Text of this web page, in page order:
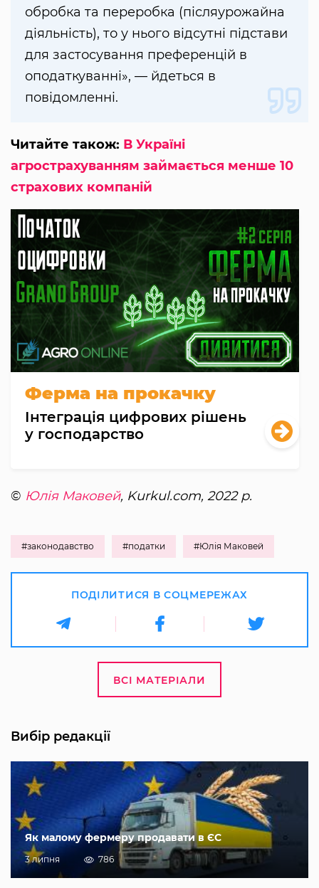
обробка та переробка (післяурожайна
діяльність), то у нього відсутні підстави
для застосування преференцій в
оподаткуванні», — йдеться в
повідомленні.
Читайте також: В Україні
агрострахуванням займається менше 10
страхових компаній
Ферма на прокачку
Інтеграція цифрових рішень
у господарство
© Юлія Маковей, Kurkul.com, 2022 р.
#законодавство #податки #Юлія Маковей
ПОДІЛИТИСЯ В СОЦМЕРЕЖАХ
ВСІ МАТЕРІАЛИ
Вибір редакції
Як малому фермеру продавати в ЄС
3 липня 786